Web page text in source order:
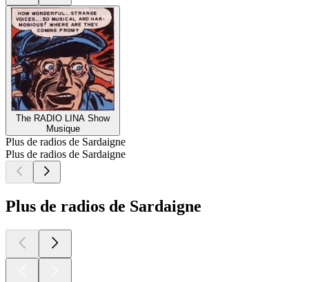
The RADIO LINA Show
Musique
Plus de radios de Sardaigne
Plus de radios de Sardaigne
Plus de radios de Sardaigne